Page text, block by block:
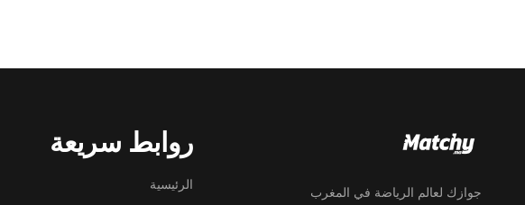
جوازك لعالم الرياضة في المغرب
روابط سريعة
الرئيسية